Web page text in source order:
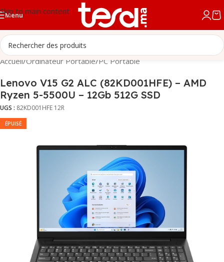
Skip to main content
Menu
Accueil/Ordinateur Portable/PC Portable
Lenovo V15 G2 ALC (82KD001HFE) – AMD
Ryzen 5-5500U – 12Gb 512G SSD
UGS : 82KD001HFE 12R
ÉPUISÉ